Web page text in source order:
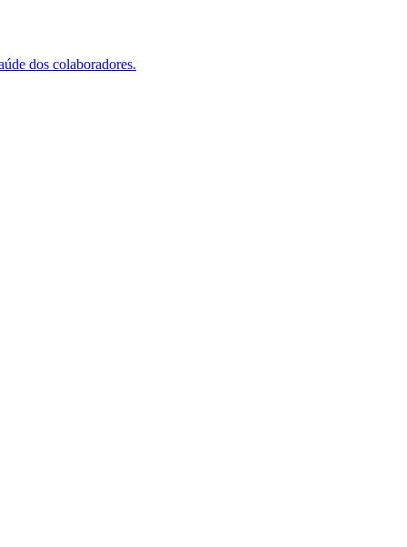
dos colaboradores.